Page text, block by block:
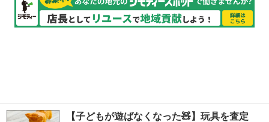
【子どもが遊ばなくなった🧸】玩具を査定